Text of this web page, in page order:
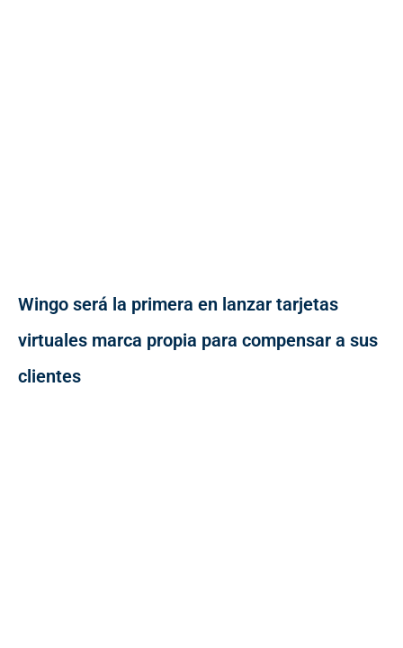
Wingo será la primera en lanzar tarjetas
virtuales marca propia para compensar a sus
clientes